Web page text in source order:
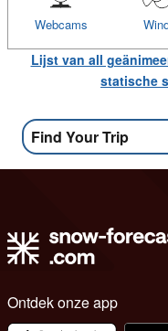
Webcams
Lijst van all
statische
Find Your Trip
Ontdek onze app